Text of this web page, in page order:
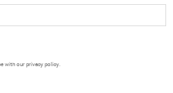
with ourprivacy policy